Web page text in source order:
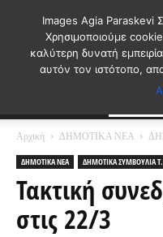
Αρχική ΔΗΜΟΤΙΚΑ ΝΕΑ
ΔΗΜΟΤΙΚΑ ΝΕΑ ΔΗΜΟΤΙΚΑ ΣΥΜΒΟΥΛΙΑ
Τακτική
στις 22/3
Images Agia Paraskevi
Χρησιμοποιούμε
καλύτερη δυνατή
αυτόν τον ιστότοπο,